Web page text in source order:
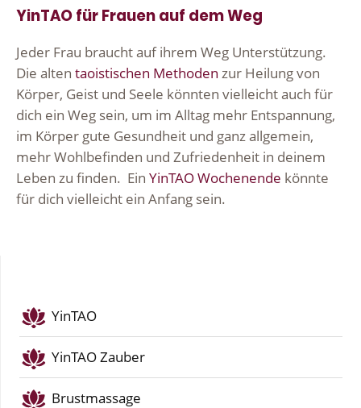
YinTAO für Frauen auf dem Weg
Jeder Frau braucht auf ihrem Weg Unterstützung.
Die alten taoistischen Methoden zur Heilung von
Körper, Geist und Seele könnten vielleicht auch für
dich ein Weg sein, um im Alltag mehr Entspannung,
im Körper gute Gesundheit und ganz allgemein,
mehr Wohlbefinden und Zufriedenheit in deinem
Leben zu finden. Ein YinTAO Wochenende könnte
für dich vielleicht ein Anfang sein.
YinTAO
YinTAO Zauber
Brustmassage